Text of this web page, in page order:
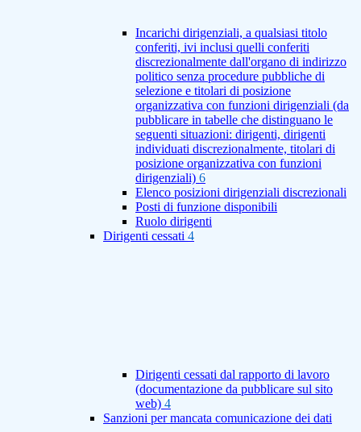
Incarichi dirigenziali, a qualsiasi titolo
conferiti, ivi inclusi quelli conferiti
discrezionalmente dall'organo di indirizzo
politico senza procedure pubbliche di
selezione e titolari di posizione
organizzativa con funzioni dirigenziali (da
pubblicare in tabelle che distinguano le
seguenti situazioni: dirigenti, dirigenti
individuati discrezionalmente, titolari di
posizione organizzativa con funzioni
dirigenziali) 6
Elenco posizioni dirigenziali discrezionali
Posti di funzione disponibili
Ruolo dirigenti
Dirigenti cessati 4
Dirigenti cessati dal rapporto di lavoro
(documentazione da pubblicare sul sito
web) 4
Sanzioni per mancata comunicazione dei dati